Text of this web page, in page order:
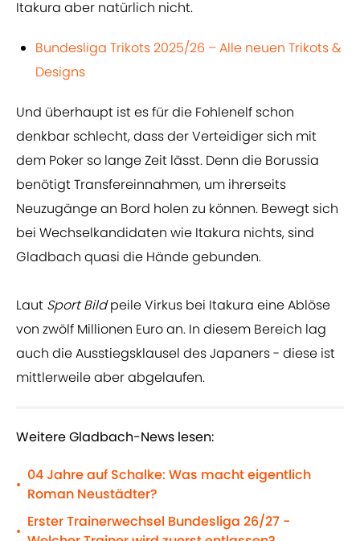
Itakura aber natürlich nicht.
Bundesliga Trikots 2025/26 – Alle neuen Trikots &
Designs
Und überhaupt ist es für die Fohlenelf schon
denkbar schlecht, dass der Verteidiger sich mit
dem Poker so lange Zeit lässt. Denn die Borussia
benötigt Transfereinnahmen, um ihrerseits
Neuzugänge an Bord holen zu können. Bewegt sich
bei Wechselkandidaten wie Itakura nichts, sind
Gladbach quasi die Hände gebunden.
Laut Sport Bildpeile Virkus bei Itakura eine Ablöse
von zwölf Millionen Euro an. In diesem Bereich lag
auch die Ausstiegsklausel des Japaners - diese ist
mittlerweile aber abgelaufen.
Weitere Gladbach-News lesen:
•
04 Jahre auf Schalke: Was macht eigentlich
Roman Neustädter?
•
Erster Trainerwechsel Bundesliga 26/27 -